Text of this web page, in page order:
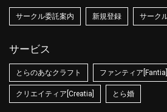
サークル委託案内 新規登録 サーク
サービス
とらのあなクラフト ファンティア[Fantia]
クリエイティア[Creatia] とら婚